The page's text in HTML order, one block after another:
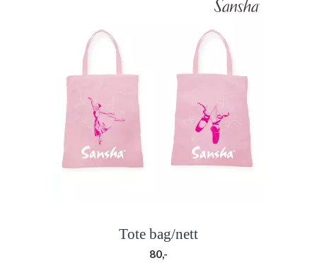
Tote bag/nett
80,-